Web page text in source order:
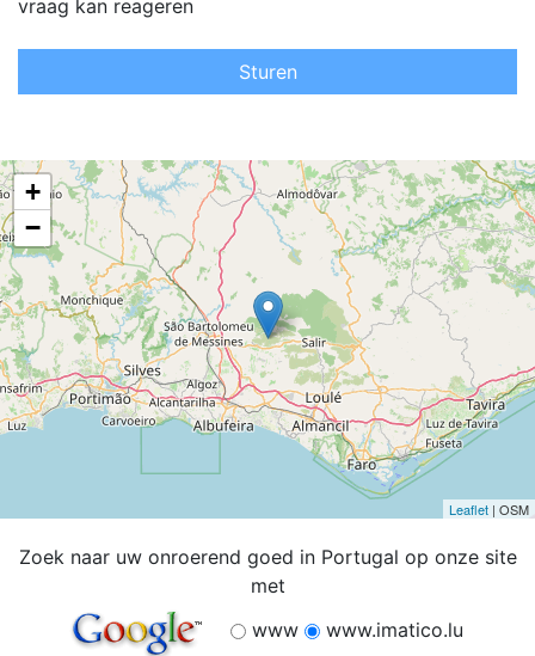
vraag kan reageren
Sturen
+
−
Leaflet | OSM
Zoek naar uw onroerend goed in Portugal op onze site
met
www
www.imatico.lu